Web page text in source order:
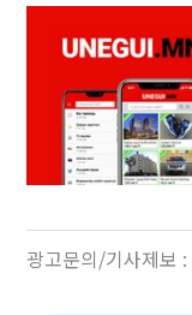
광고문의/기사제보 :